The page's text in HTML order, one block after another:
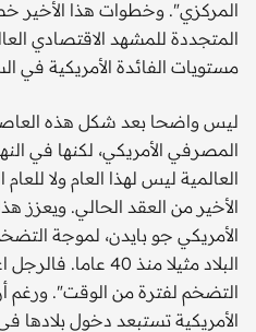
المركزي". وخطوات هذا الأخير
المتجددة للمشهد الاقتصادي
مستويات الفائدة الأمريكية في
ليس واضحا بعد شكل هذه
المصرفي الأمريكي، لكنها في
العالمية ليس لهذا العام ولا
الأخير من العقد الحالي. ويعزز
الأمريكي جو بايدن، لموجة
البلاد مثيلا منذ
التضخم لفترة من الوقت". ورغم
الأمريكية تستبعد دخول بلادها